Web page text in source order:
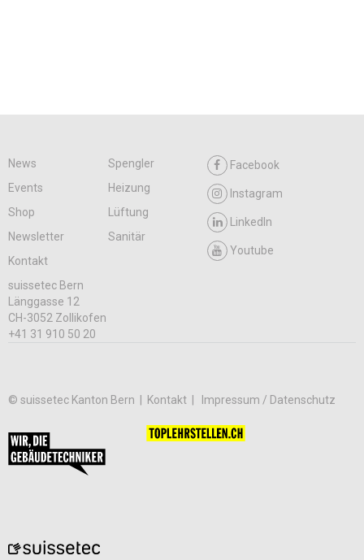
News
Spengler
Events
Heizung
Shop
Lüftung
Newsletter
Sanitär
Kontakt
Facebook
Instagram
LinkedIn
Youtube
suissetec Bern
Länggasse 12
CH-3052 Zollikofen
+41 31 910 50 20
© suissetec Kanton Bern | Kontakt Impressum / Datenschutz